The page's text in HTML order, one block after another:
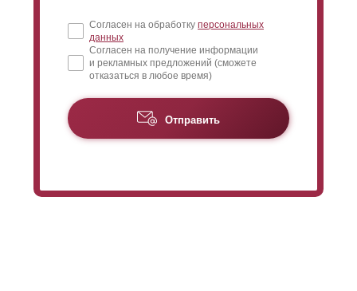
Согласен на обработку персональных
данных
Согласен на получение информации
и рекламных предложений (сможете
отказаться в любое время)
Отправить